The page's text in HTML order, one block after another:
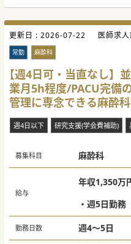
術力、整形に特化した環境
#秋入職可
更新日 : 2026-07-22 医師求
常勤 麻酔科
【週4日可・当直なし】
業月5h程度/PACU完備
管理に専念できる麻酔
あり◎
週4日以下 研究支援(学会費補助)
募集科目 麻酔科
給与
年収1,350万
・週5日勤務
円 ～
・週4日勤務
円 ～（週5
勤務日数 週4～5日